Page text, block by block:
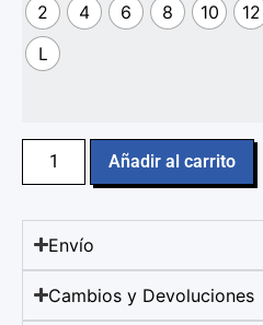
2 4 6 8 10 12
L
Añadir al carrito
Envío
Cambios y Devoluciones